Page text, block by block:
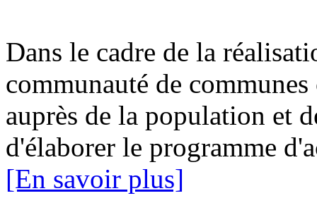
Dans le cadre de la
communauté de
auprès de la population et
d'élaborer le programme
[En savoir plus]